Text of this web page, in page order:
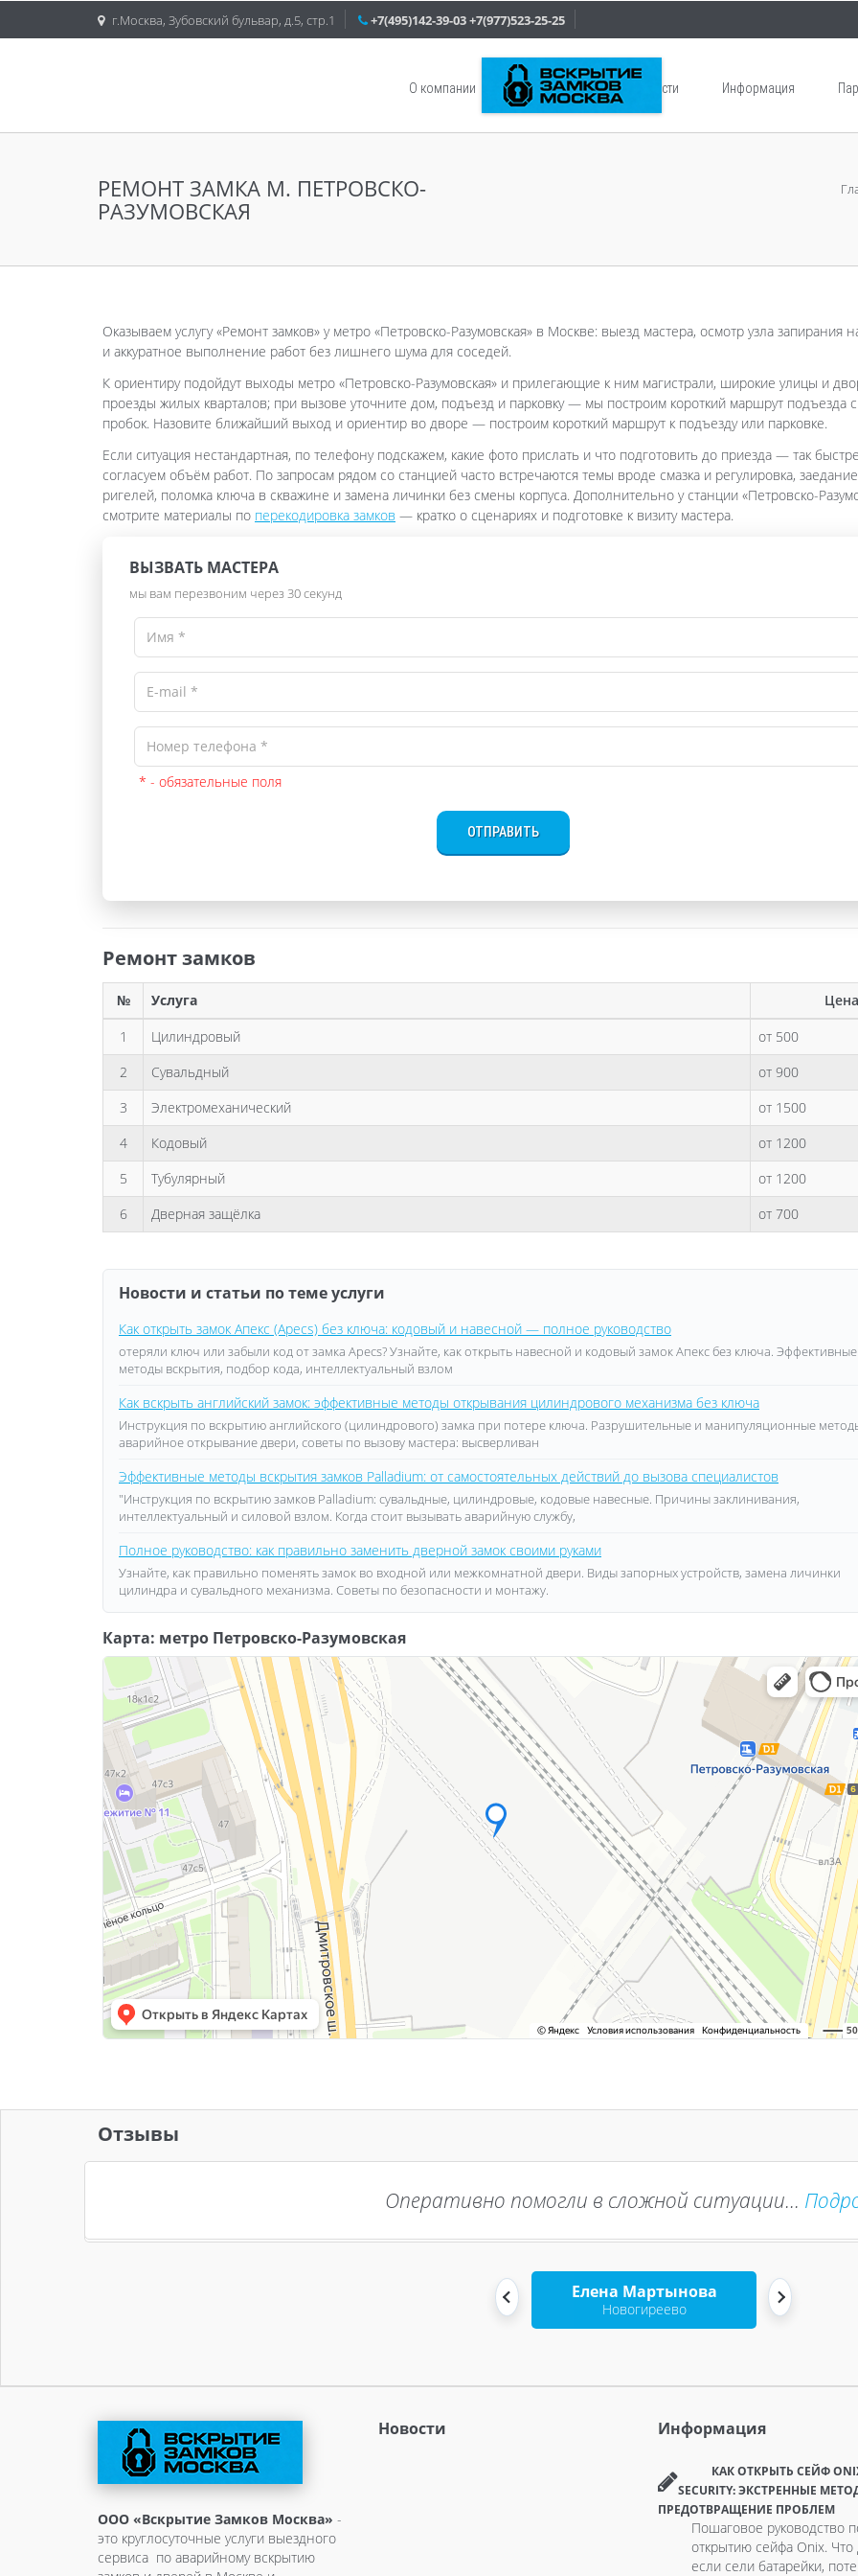
г.Москва, Зубовский бульвар, д.5, стр.1 +7(495)142-39-03+7(977)523-25-25
О компании Услуги Новости Информация
РЕМОНТ ЗАМКА М. ПЕТРОВСКО-
РАЗУМОВСКАЯ
Оказываем услугу «Ремонт замков» у метро «Петровско-Разумовская» в Москве: выезд мастера, осмотр узла запирания
и аккуратное выполнение работ без лишнего шума для соседей.
К ориентиру подойдут выходы метро «Петровско-Разумовская» и прилегающие к ним магистрали, широкие улицы и
проезды жилых кварталов; при вызове уточните дом, подъезд и парковку — мы построим короткий маршрут подъезда
пробок. Назовите ближайший выход и ориентир во дворе — построим короткий маршрут к подъезду или парковке.
Если ситуация нестандартная, по телефону подскажем, какие фото прислать и что подготовить до приезда — так
согласуем объём работ. По запросам рядом со станцией часто встречаются темы вроде смазка и регулировка, заедание
ригелей, поломка ключа в скважине и замена личинки без смены корпуса. Дополнительно у станции «Петровско-
смотрите материалы по перекодировка замков — кратко о сценариях и подготовке к визиту мастера.
ВЫЗВАТЬ МАСТЕРА
мы вам перезвоним через 30 секунд
* - обязательные поля
ОТПРАВИТЬ
Ремонт замков
№ Услуга
1
Цилиндровый
от 500
2
Сувальдный
от 900
3
Электромеханический
от 1500
4
Кодовый
от 1200
5
Тубулярный
от 1200
6
Дверная защёлка от 700
Новости и статьи по теме услуги
Как открыть замок Апекс (Apecs) без ключа: кодовый и навесной — полное руководство
отеряли ключ или забыли код от замка Apecs? Узнайте, как открыть навесной и кодовый замок Апекс без ключа. Эффективные
методы вскрытия, подбор кода, интеллектуальный взлом
Как вскрыть английский замок: эффективные методы открывания цилиндрового механизма без ключа
Инструкция по вскрытию английского (цилиндрового) замка при потере ключа. Разрушительные и манипуляционные
аварийное открывание двери, советы по вызову мастера: высверливан
Эффективные методы вскрытия замков Palladium: от самостоятельных действий до вызова специалистов
"Инструкция по вскрытию замков Palladium: сувальдные, цилиндровые, кодовые навесные. Причины заклинивания,
интеллектуальный и силовой взлом. Когда стоит вызывать аварийную службу,
Полное руководство: как правильно заменить дверной замок своими руками
Узнайте, как правильно поменять замок во входной или межкомнатной двери. Виды запорных устройств, замена личинки
цилиндра и сувальдного механизма. Советы по безопасности и монтажу.
Карта: метро Петровско-Разумовская
Отзывы
Оперативно помогли в сложной ситуации...
Елена Мартынова
Новогиреево
ООО «Вскрытие Замков Москва» -
это круглосуточные услуги выездного
сервиса по аварийному вскрытию
Новости Информация
КАК ОТКРЫТЬ СЕЙФ
SECURITY: ЭКСТРЕННЫЕ
ПРЕДОТВРАЩЕНИЕ ПРОБЛЕМ
Пошаговое руководство
открытию сейфа Onix. Что
если сели батарейки,